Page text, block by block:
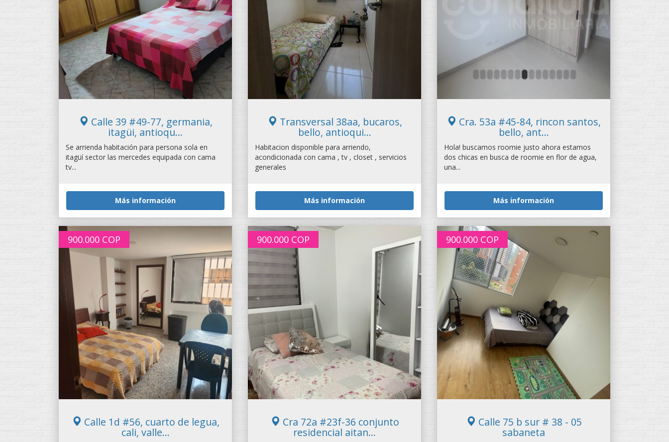
Calle 39 #49-77, germania,
itagüi, antioqu...
Se arrienda habitación para persona sola en
itagüí sector las mercedes equipada con cama
tv...
Más información
Transversal 38aa, bucaros,
bello, antioqui...
Habitacion disponible para arriendo,
acondicionada con cama , tv , closet , servicios
generales
Más información
Cra. 53a #45-84, rincon santos,
bello, ant...
Hola! buscamos roomie justo ahora estamos
dos chicas en busca de roomie en flor de agua,
una...
Más información
900.000 COP
Calle 1d #56, cuarto de legua,
cali, valle...
900.000 COP
Cra 72a #23f-36 conjunto
residencial aitan...
900.000 COP
Calle 75 b sur # 38 - 05
sabaneta